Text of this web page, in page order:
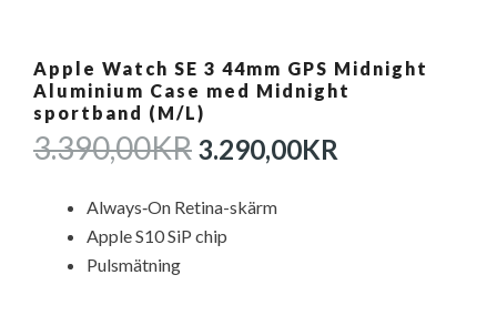
Apple Watch SE 3 44mm GPS Midnight
Aluminium Case med Midnight
sportband (M/L)
3.390,00KRDET
URSPRUNGLIGA
PRISET
VAR:
3.290,00KR
Always‑On Retina-skärm
Apple S10 SiP chip
Pulsmätning